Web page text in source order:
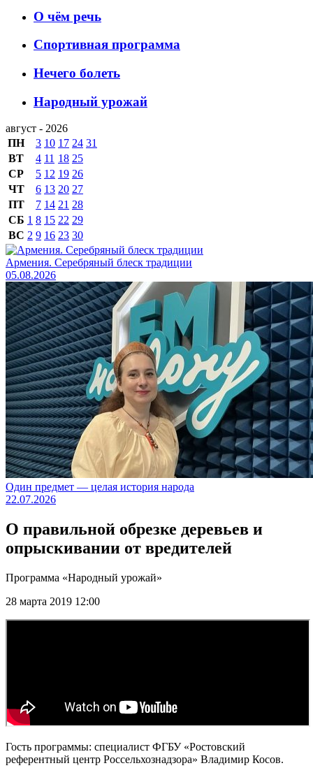
О чём речь
Спортивная программа
Нечего болеть
Народный урожай
август - 2026
ПН
3 10 17 24 31
ВТ
4 11 18 25
СР
5 12 19 26
ЧТ
6 13 20 27
ПТ
7 14 21 28
СБ 1 8 15 22 29
ВС 2 9 16 23 30
Армения. Серебряный блеск традиции
05.08.2026
Один предмет — целая история народа
22.07.2026
О правильной обрезке деревьев и
опрыскивании от вредителей
Программа «Народный урожай»
28 марта 2019 12:00
Гость программы: специалист ФГБУ «Ростовский
референтный центр Россельхознадзора» Владимир Косов.